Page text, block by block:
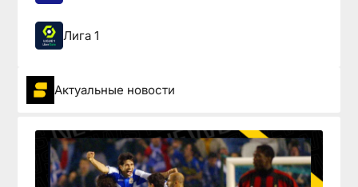
Лига 1
Актуальные новости